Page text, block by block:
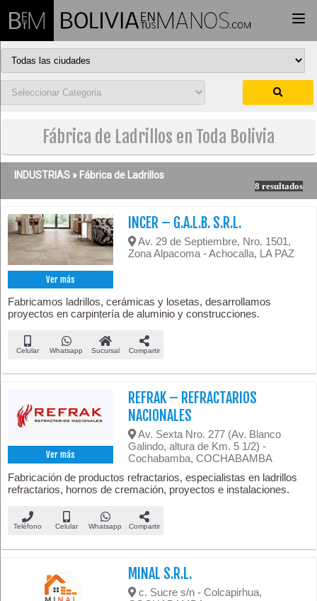
Fábrica de Ladrillos en Toda Bolivia
INDUSTRIAS » Fábrica de Ladrillos
8 resultados
Ver más
INCER – G.A.L.B. S.R.L.
Av. 29 de Septiembre, Nro. 1501,
Zona Alpacoma - Achocalla, LA PAZ
Fabricamos ladrillos, cerámicas y losetas, desarrollamos
proyectos en carpintería de aluminio y construcciones.
Celular Whatsapp Sucursal Compartir
Ver más
REFRAK – REFRACTARIOS
NACIONALES
Av. Sexta Nro. 277 (Av. Blanco
Galindo, altura de Km. 5 1/2) -
Cochabamba, COCHABAMBA
Fabricación de productos refractarios, especialistas en ladrillos
refractarios, hornos de cremación, proyectos e instalaciones.
Teléfono Celular Whatsapp Compartir
MINAL S.R.L.
c. Sucre s/n - Colcapirhua,